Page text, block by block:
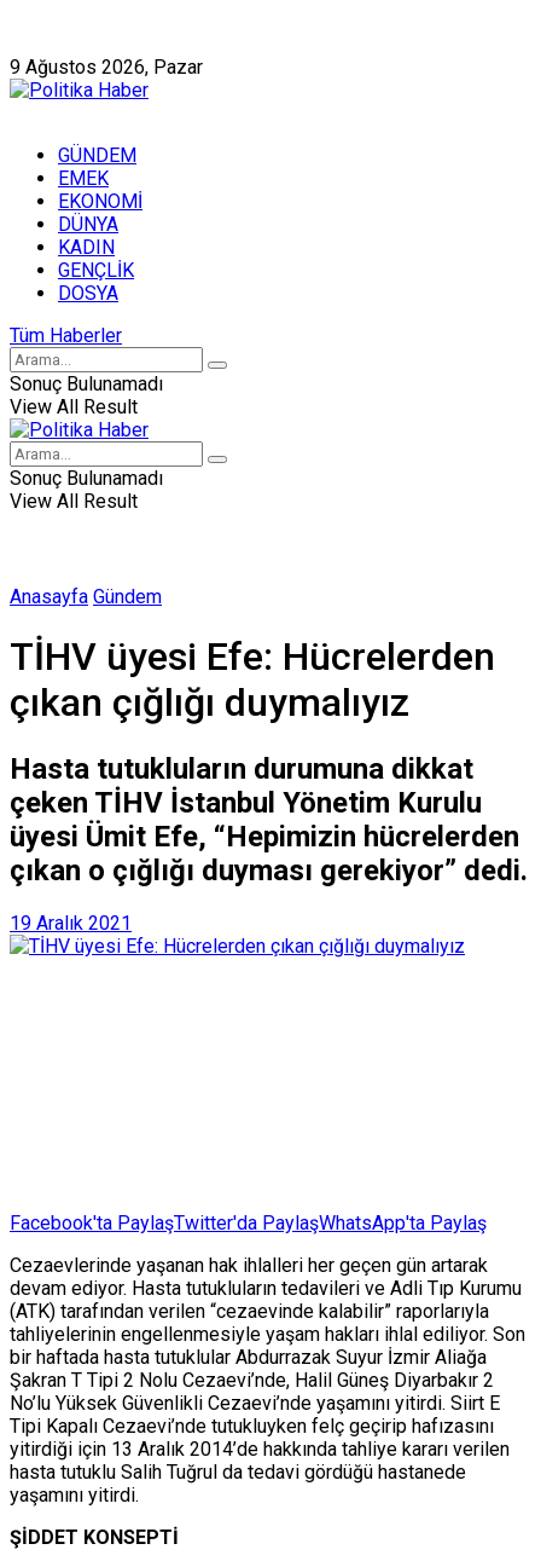
9 Ağustos 2026, Pazar
GÜNDEM
EMEK
EKONOMİ
DÜNYA
KADIN
GENÇLİK
DOSYA
Tüm Haberler
Sonuç Bulunamadı
View All Result
Sonuç Bulunamadı
View All Result
Anasayfa Gündem
TİHV üyesi Efe: Hücrelerden
çıkan çığlığı duymalıyız
Hasta tutukluların durumuna dikkat
çeken TİHV İstanbul Yönetim Kurulu
üyesi Ümit Efe, “Hepimizin hücrelerden
çıkan o çığlığı duyması gerekiyor” dedi.
19 Aralık 2021
Facebook'ta PaylaşTwitter'da PaylaşWhatsApp'ta Paylaş
Cezaevlerinde yaşanan hak ihlalleri her geçen gün artarak
devam ediyor. Hasta tutukluların tedavileri ve Adli Tıp Kurumu
(ATK) tarafından verilen “cezaevinde kalabilir” raporlarıyla
tahliyelerinin engellenmesiyle yaşam hakları ihlal ediliyor. Son
bir haftada hasta tutuklular Abdurrazak Suyur İzmir Aliağa
Şakran T Tipi 2 Nolu Cezaevi’nde, Halil Güneş Diyarbakır 2
No’lu Yüksek Güvenlikli Cezaevi’nde yaşamını yitirdi. Siirt E
Tipi Kapalı Cezaevi’nde tutukluyken felç geçirip hafızasını
yitirdiği için 13 Aralık 2014’de hakkında tahliye kararı verilen
hasta tutuklu Salih Tuğrul da tedavi gördüğü hastanede
yaşamını yitirdi.
ŞİDDET KONSEPTİ